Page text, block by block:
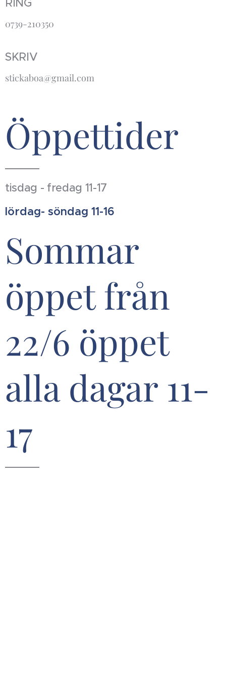
RING
0739-210350
SKRIV
stickaboa@gmail.com
Öppettider
tisdag - fredag 11-17
lördag- söndag 11-16
Sommar
öppet från
22/6 öppet
alla dagar 11-
17